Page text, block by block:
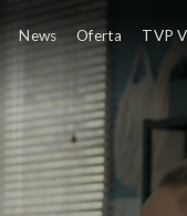
News Oferta TVP